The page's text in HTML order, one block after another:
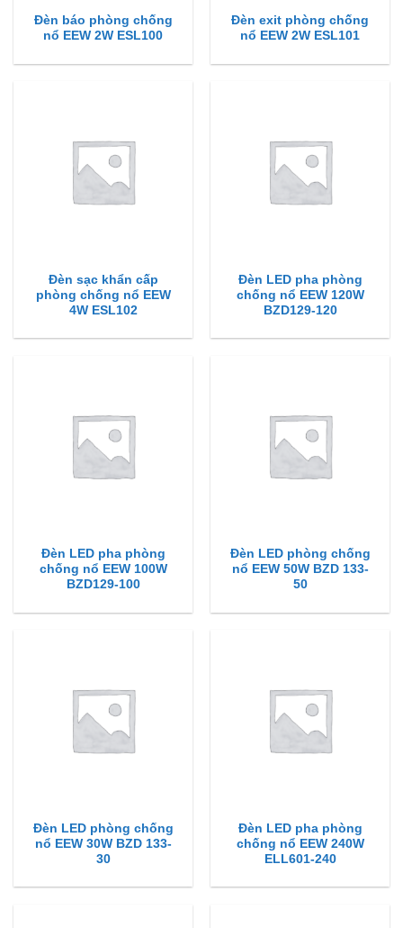
Đèn báo phòng chống
nổ EEW 2W ESL100
Đèn exit phòng chống
nổ EEW 2W ESL101
Đèn sạc khẩn cấp
phòng chống nổ EEW
4W ESL102
Đèn LED pha phòng
chống nổ EEW 120W
BZD129-120
Đèn LED pha phòng
chống nổ EEW 100W
BZD129-100
Đèn LED phòng chống
nổ EEW 50W BZD 133-
50
Đèn LED phòng chống
nổ EEW 30W BZD 133-
30
Đèn LED pha phòng
chống nổ EEW 240W
ELL601-240